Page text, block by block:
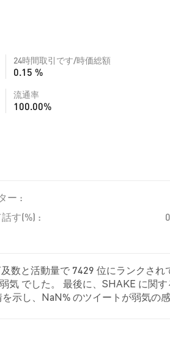
24時間取引です/時価総額
0.15 %
流通率
100.00%
ー :
す(%) :
数と活動量で 7429 位にランクされ
気 でした。 最後に、SHAKE に関す
示し、NaN% のツイートが弱気の